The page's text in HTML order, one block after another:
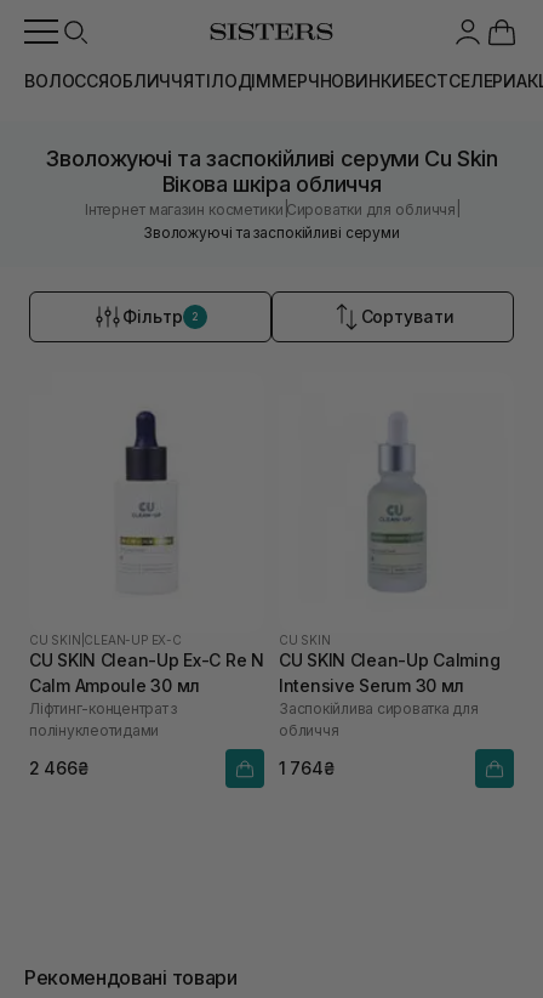
ВОЛОССЯОБЛИЧЧЯТІЛОДІММЕРЧНОВИНКИБЕСТСЕЛЕРИ
Зволожуючі та заспокійливі серуми Cu Skin
Вікова шкіра обличчя
Інтернет магазин косметики |Сироватки для обличчя
Зволожуючі та заспокійливі серуми
Фільтр 2 Сортувати
CU SKIN CLEAN-UP EX-C
CU SKIN Clean-Up Ex-C Re N
Calm Ampoule 30 мл
Ліфтинг-концентрат з
полінуклеотидами
2 466₴
CU SKIN
CU SKIN Clean-Up Calming
Intensive Serum 30 мл
Заспокійлива сироватка для
обличчя
1 764₴
Рекомендовані товари